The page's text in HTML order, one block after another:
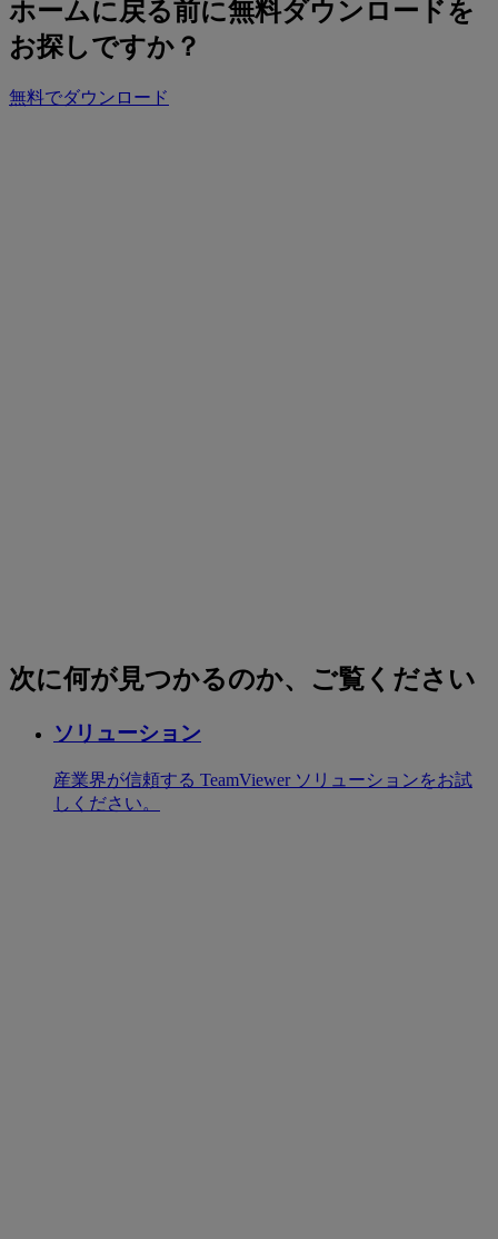
ホームに戻る前に無料ダウンロードを
お探しですか？
無料でダウンロード
次に何が見つかるのか、ご覧ください
ソリューション
産業界が信頼する TeamViewer ソリューションをお試
しください。